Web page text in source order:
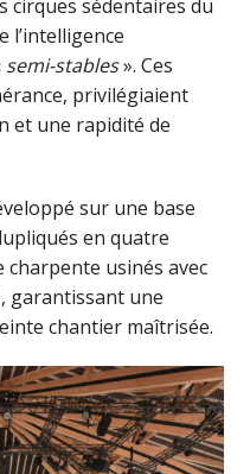
cirques sédentaires du
l’intelligence
semi-stables». Ces
privilégiaient
et une rapidité de
sur une base
en quatre
charpente usinés avec
garantissant une
chantier maîtrisée.